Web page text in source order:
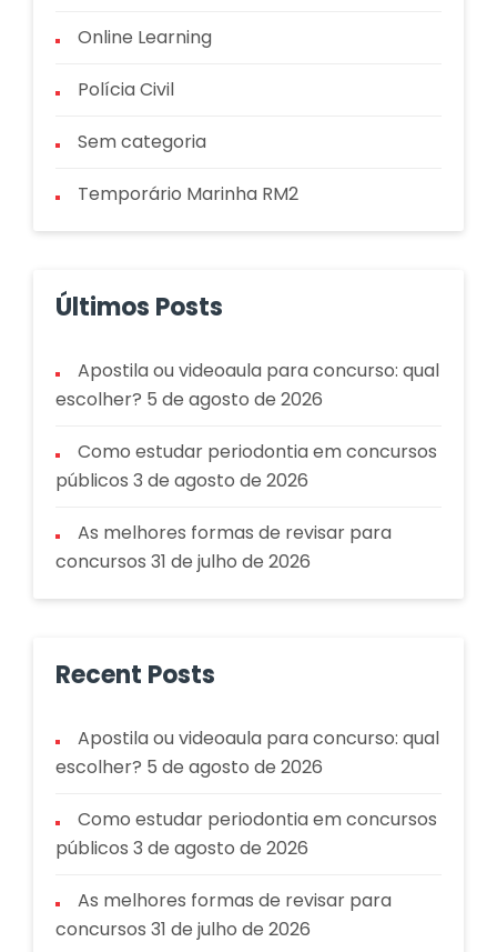
Online Learning
Polícia Civil
Sem categoria
Temporário Marinha RM2
Últimos Posts
Apostila ou videoaula para concurso: qual
escolher? 5 de agosto de 2026
Como estudar periodontia em concursos
públicos 3 de agosto de 2026
As melhores formas de revisar para
concursos 31 de julho de 2026
Recent Posts
Apostila ou videoaula para concurso: qual
escolher? 5 de agosto de 2026
Como estudar periodontia em concursos
públicos 3 de agosto de 2026
As melhores formas de revisar para
concursos 31 de julho de 2026